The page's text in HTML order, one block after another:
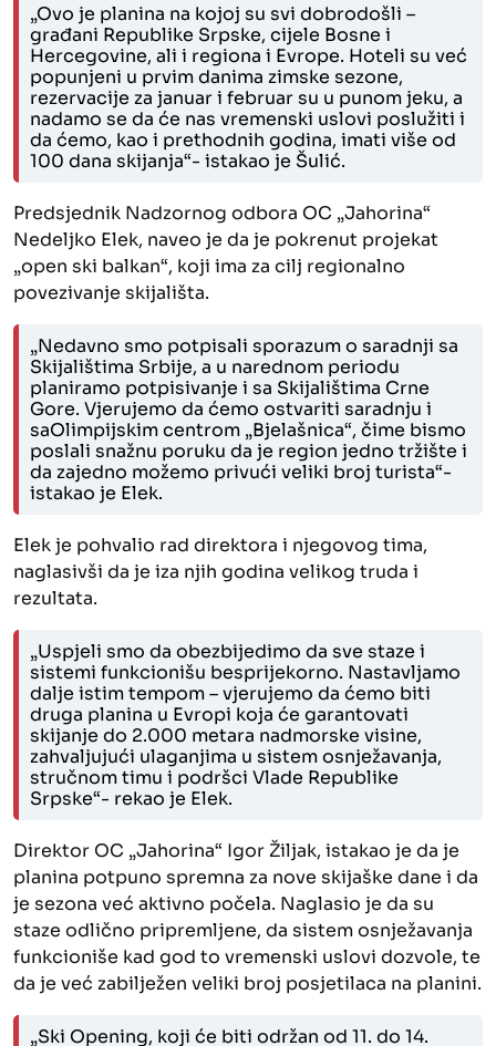
„Ovo je planina na kojoj su svi dobrodošli –
građani Republike Srpske, cijele Bosne i
Hercegovine, ali i regiona i Evrope. Hoteli su već
popunjeni u prvim danima zimske sezone,
rezervacije za januar i februar su u punom jeku, a
nadamo se da će nas vremenski uslovi poslužiti i
da ćemo, kao i prethodnih godina, imati više od
100 dana skijanja“- istakao je Šulić.
Predsjednik Nadzornog odbora OC „Jahorina“
Nedeljko Elek, naveo je da je pokrenut projekat
„open ski balkan“, koji ima za cilj regionalno
povezivanje skijališta.
„Nedavno smo potpisali sporazum o saradnji sa
Skijalištima Srbije, a u narednom periodu
planiramo potpisivanje i sa Skijalištima Crne
Gore. Vjerujemo da ćemo ostvariti saradnju i
saOlimpijskim centrom „Bjelašnica“, čime bismo
poslali snažnu poruku da je region jedno tržište i
da zajedno možemo privući veliki broj turista“-
istakao je Elek.
Elekje pohvalio rad direktora i njegovog tima,
naglasivši da je iza njih godina velikog truda i
rezultata.
„Uspjeli smo da obezbijedimo da sve staze i
sistemi funkcionišu besprijekorno. Nastavljamo
dalje istim tempom – vjerujemo da ćemo biti
druga planina u Evropi koja će garantovati
skijanje do 2.000 metara nadmorske visine,
zahvaljujući ulaganjima u sistem osnježavanja,
stručnom timu i podršci Vlade Republike
Srpske“- rekao je Elek.
Direktor OC „Jahorina“ Igor Žiljak, istakao je da je
planina potpuno spremna za nove skijaške dane i da
je sezona već aktivno počela. Naglasio je da su
staze odlično pripremljene, da sistem osnježavanja
funkcioniše kad god to vremenski uslovi dozvole, te
da je već zabilježen veliki broj posjetilaca na planini.
„Ski Opening, koji će biti održan od 11. do 14.